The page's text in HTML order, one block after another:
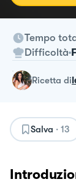
Tempo
Difficoltà
ricetta di
Salva · 13